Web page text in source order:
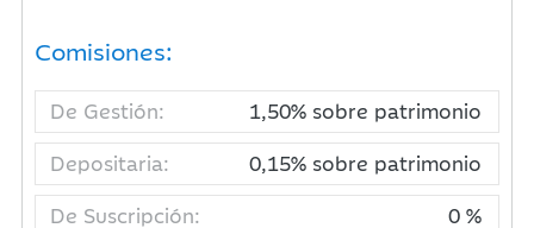
Comisiones:
De Gestión:
1,50% sobre patrimonio
Depositaria:
0,15% sobre patrimonio
De Suscripción:
0 %